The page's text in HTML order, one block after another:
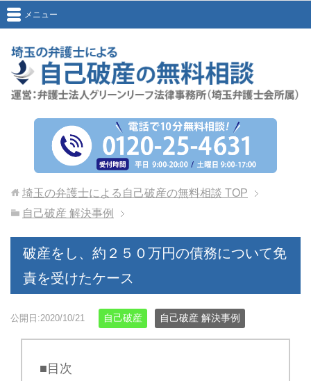
メニュー
埼玉の弁護士による自己破産の無料相談 TOP
自己破産 解決事例
破産をし、約２５０万円の債務について免
責を受けたケース
公開日:2020/10/21 自己破産 自己破産 解決事例
■目次